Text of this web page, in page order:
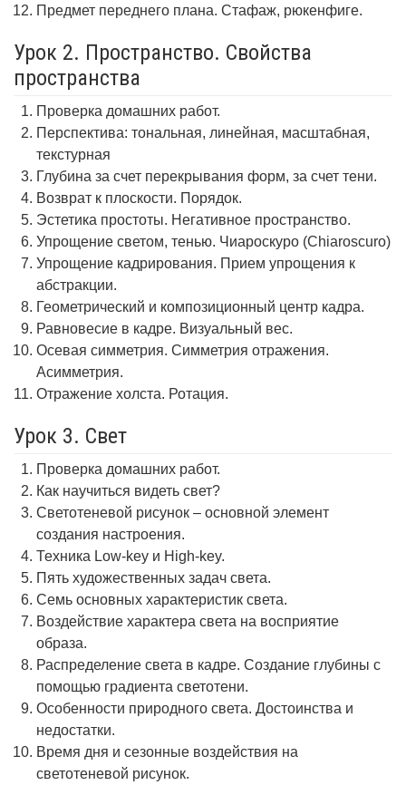
Предмет переднего плана. Стафаж, рюкенфиге.
Урок 2. Пространство. Свойства
пространства
Проверка домашних работ.
Перспектива: тональная, линейная, масштабная,
текстурная
Глубина за счет перекрывания форм, за счет тени.
Возврат к плоскости. Порядок.
Эстетика простоты. Негативное пространство.
Упрощение светом, тенью. Чиароскуро (Chiaroscuro)
Упрощение кадрирования. Прием упрощения к
абстракции.
Геометрический и композиционный центр кадра.
Равновесие в кадре. Визуальный вес.
Осевая симметрия. Симметрия отражения.
Асимметрия.
Отражение холста. Ротация.
Урок 3. Свет
Проверка домашних работ.
Как научиться видеть свет?
Светотеневой рисунок – основной элемент
создания настроения.
Техника Low-key и High-key.
Пять художественных задач света.
Семь основных характеристик света.
Воздействие характера света на восприятие
образа.
Распределение света в кадре. Создание глубины с
помощью градиента светотени.
Особенности природного света. Достоинства и
недостатки.
Время дня и сезонные воздействия на
светотеневой рисунок.